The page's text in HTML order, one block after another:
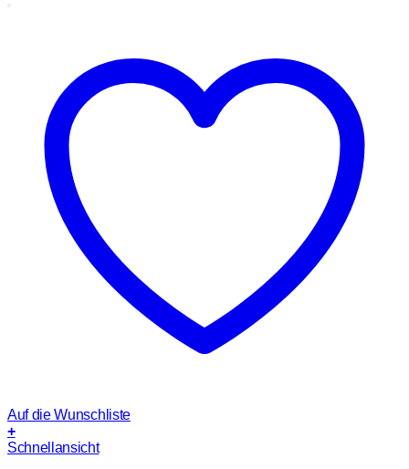
Auf die Wunschliste
+
Schnellansicht